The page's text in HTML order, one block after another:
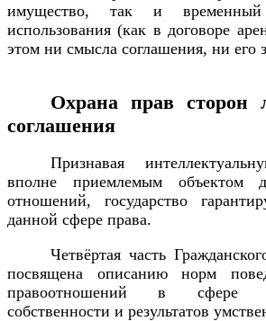
имущество, так и
использования (как в договоре
этом ни смысла соглашения, ни его
Охрана прав сторон
соглашения
Признавая
вполне приемлемым объектом
отношений, государство
данной сфере права.
Четвёртая часть
посвящена описанию норм
правоотношений в сфере
собственности и результатов